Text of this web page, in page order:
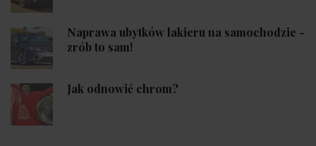
Naprawa ubytków lakieru na samochodzie -
zrób to sam!
Jak odnowić chrom?